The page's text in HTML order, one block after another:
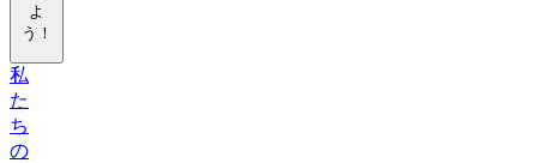
よ
う！
私
た
ち
の